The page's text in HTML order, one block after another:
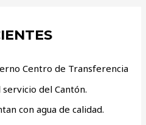
Centro de Transferencia
del Cantón.
con agua de calidad.